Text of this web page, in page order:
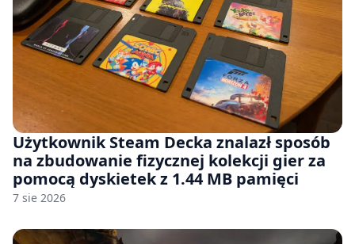
Użytkownik Steam Decka znalazł sposób
na zbudowanie fizycznej kolekcji gier za
pomocą dyskietek z 1.44 MB pamięci
7 sie 2026